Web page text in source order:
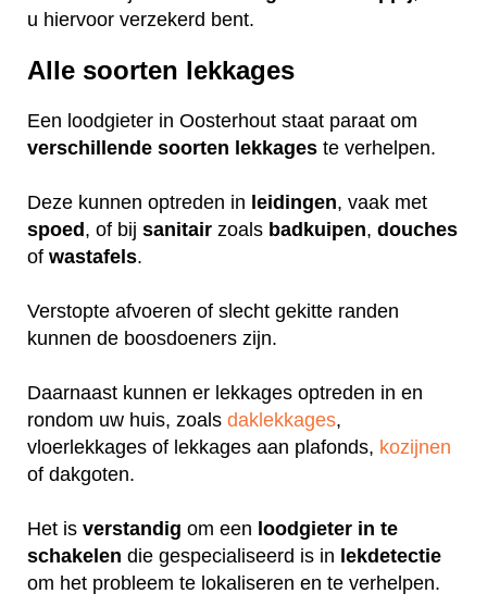
u hiervoor verzekerd bent.
Alle soorten lekkages
Een loodgieter in Oosterhout staat paraat om
verschillende soorten lekkages te verhelpen.
Deze kunnen optreden in leidingen, vaak met
spoed, of bij sanitair zoals badkuipen, douches
of wastafels.
Verstopte afvoeren of slecht gekitte randen
kunnen de boosdoeners zijn.
Daarnaast kunnen er lekkages optreden in en
rondom uw huis, zoals daklekkages,
vloerlekkages of lekkages aan plafonds, kozijnen
of dakgoten.
Het is verstandig om een loodgieter in te
schakelen die gespecialiseerd is in lekdetectie
om het probleem te lokaliseren en te verhelpen.